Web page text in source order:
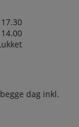
dag inkl.